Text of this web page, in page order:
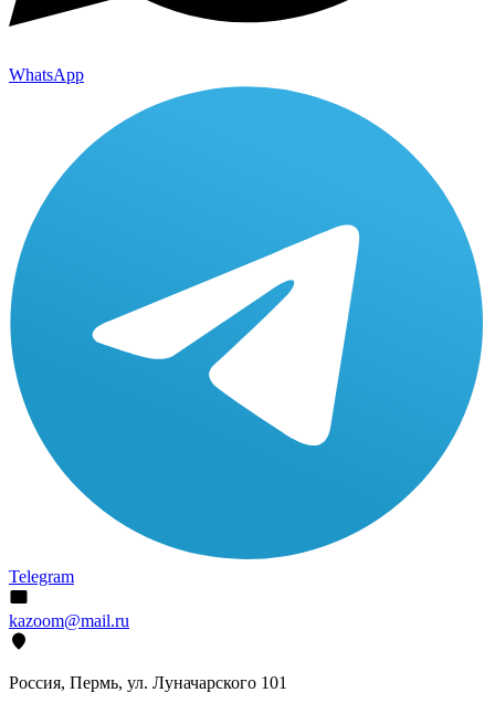
WhatsApp
Telegram
kazoom@mail.ru
Россия, Пермь, ул. Луначарского 101